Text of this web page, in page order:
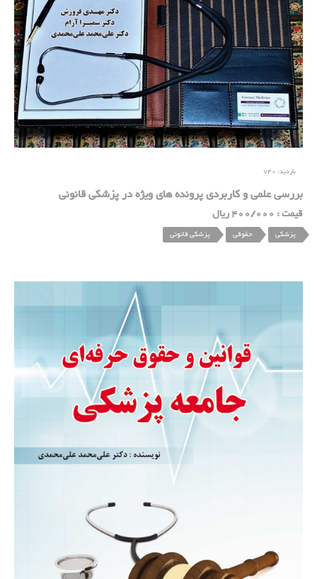
بازدید: 740
بررسی علمی و کاربردی پرونده های ویژه در پزشکی قانونی
قیمت : 400/000 ریال
پزشکی حقوقی پزشکی قانونی